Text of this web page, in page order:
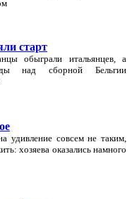
старт
обыграли итальянцев, а
над сборной Бельгии
удивление совсем не таким,
хозяева оказались намного